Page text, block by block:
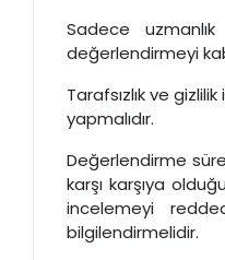
Sadece
değerlendirmeyi
Tarafsızlık ve
yapmalıdır.
Değerlendirme
karşı karşıya
incelemeyi
bilgilendirmelidir.